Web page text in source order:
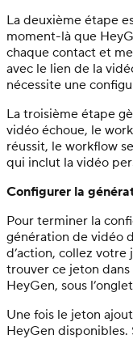
La deuxième étape
moment-là que
chaque contact et
avec le lien de la
nécessite une
La troisième étape
vidéo échoue, le
réussit, le workflow
qui inclut la vidéo
Configurer la
Pour terminer la
génération de vidéo
d’action, collez votre
trouver ce jeton
HeyGen, sous
Une fois le jeton
HeyGen